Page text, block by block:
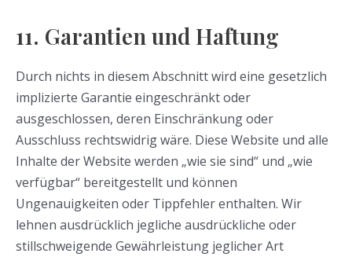
11. Garantien und Haftung
Durch nichts in diesem Abschnitt wird eine gesetzlich
implizierte Garantie eingeschränkt oder
ausgeschlossen, deren Einschränkung oder
Ausschluss rechtswidrig wäre. Diese Website und alle
Inhalte der Website werden „wie sie sind“ und „wie
verfügbar“ bereitgestellt und können
Ungenauigkeiten oder Tippfehler enthalten. Wir
lehnen ausdrücklich jegliche ausdrückliche oder
stillschweigende Gewährleistung jeglicher Art